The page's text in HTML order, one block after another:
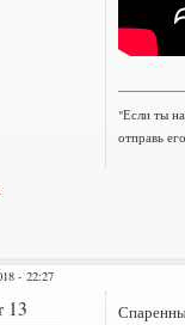
"Если ты
отправь
- 22:27
13